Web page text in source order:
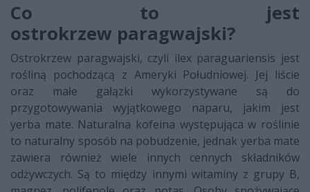
Co to jest
ostrokrzew paragwajski?
Ostrokrzew paragwajski, czyli ilex paraguariensis jest
rośliną pochodzącą z Ameryki Południowej. Jej liście
oraz małe gałązki wykorzystywane są do
przygotowywania wyjątkowego naparu, jakim jest
yerba mate. Naturalna kofeina występująca w roślinie
to naturalny sposób na pobudzenie, jednak yerba mate
zawiera również wiele innych cennych składników
odżywczych. Są to między innymi witaminy z grupy B,